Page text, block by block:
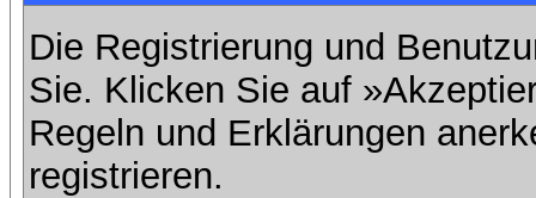
Die Registrierung und
Sie. Klicken Sie auf
Regeln und Erklärungen
registrieren.